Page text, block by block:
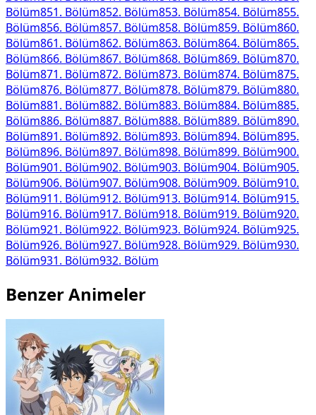
Bölüm851. Bölüm852. Bölüm853. Bölüm854. Bölüm855.
Bölüm856. Bölüm857. Bölüm858. Bölüm859. Bölüm860.
Bölüm861. Bölüm862. Bölüm863. Bölüm864. Bölüm865.
Bölüm866. Bölüm867. Bölüm868. Bölüm869. Bölüm870.
Bölüm871. Bölüm872. Bölüm873. Bölüm874. Bölüm875.
Bölüm876. Bölüm877. Bölüm878. Bölüm879. Bölüm880.
Bölüm881. Bölüm882. Bölüm883. Bölüm884. Bölüm885.
Bölüm886. Bölüm887. Bölüm888. Bölüm889. Bölüm890.
Bölüm891. Bölüm892. Bölüm893. Bölüm894. Bölüm895.
Bölüm896. Bölüm897. Bölüm898. Bölüm899. Bölüm900.
Bölüm901. Bölüm902. Bölüm903. Bölüm904. Bölüm905.
Bölüm906. Bölüm907. Bölüm908. Bölüm909. Bölüm910.
Bölüm911. Bölüm912. Bölüm913. Bölüm914. Bölüm915.
Bölüm916. Bölüm917. Bölüm918. Bölüm919. Bölüm920.
Bölüm921. Bölüm922. Bölüm923. Bölüm924. Bölüm925.
Bölüm926. Bölüm927. Bölüm928. Bölüm929. Bölüm930.
Bölüm931. Bölüm932. Bölüm
Benzer Animeler